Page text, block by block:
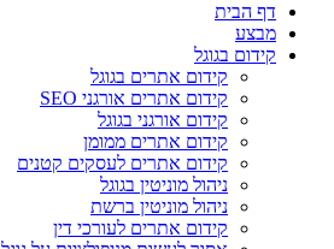
דף הבית
מבצע
קידום בגוגל
קידום אתרים בגוגל
קידום אתרים אורגני SEO
קידום אורגני בגוגל
קידום אתרים ממומן
קידום אתרים לעסקים קטנים
ניהול מוניטין בגוגל
ניהול מוניטין ברשת
קידום אתרים לעורכי דין